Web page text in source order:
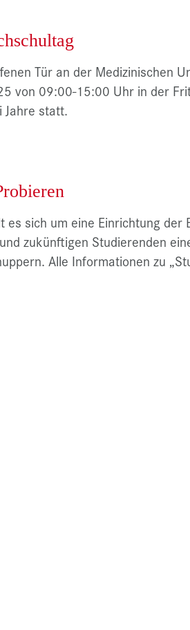
Tür an der Medizinischen
von 09:00-15:00 Uhr in der
Jahre statt.
es sich um eine Einrichtung der
zukünftigen Studierenden
Alle Informationen zu